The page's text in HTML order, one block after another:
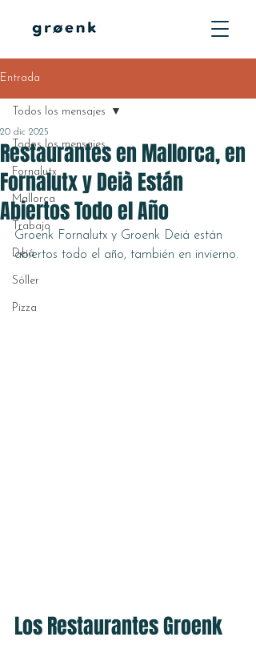
Entrada
Todos los mensajes
Fornalutx
Mallorca
Trabajo
Deiá
Sóller
Pizza
Todos los mensajes
Restaurantes en Mallorca, en
Fornalutx y Deià Están
Abiertos Todo el Año
20 dic 2025
Groenk Fornalutx y Groenk Deiá están
abiertos todo el año, también en invierno.
Los Restaurantes Groenk